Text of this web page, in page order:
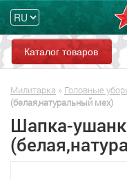
Каталог товаров
Милитарка » Головные
(белая,натуральный мех)
Шапка-